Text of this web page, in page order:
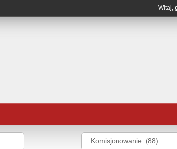
Witaj,
Komisjonowanie (88)